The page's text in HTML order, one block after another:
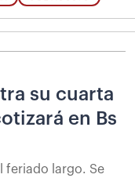
su cuarta
en Bs
feriado largo. Se